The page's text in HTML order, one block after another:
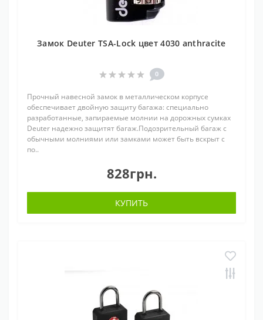
Замок Deuter TSA-Lock цвет 4030 anthracite
0
Прочный навесной замок в металлическом корпусе
обеспечивает двойную защиту багажа: специально
разработанные, запираемые молнии на дорожных сумках
Deuter надежно защитят багаж.Подозрительный багаж с
обычными молниями или замками может быть вскрыт с
по..
828грн.
КУПИТЬ